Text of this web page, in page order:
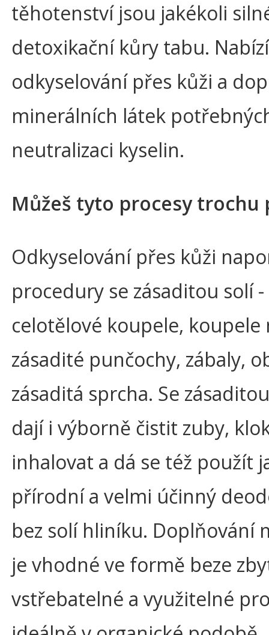
těhotenství jsou jakékoli
detoxikační kůry tabu.
odkyselování přes kůži a
minerálních látek
neutralizaci kyselin.
Můžeš tyto procesy trochu
Odkyselování přes kůži
procedury se zásaditou solí -
celotělové koupele, koupele
zásadité punčochy, zábaly,
zásaditá sprcha. Se
dají i výborně čistit zuby,
inhalovat a dá se též použít
přírodní a velmi účinný
bez solí hliníku. Doplňování
je vhodné ve formě beze
vstřebatelné a využitelné